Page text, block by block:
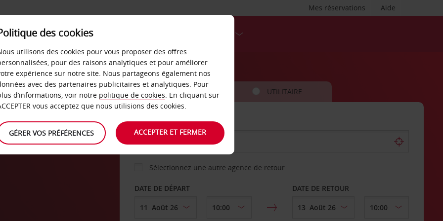
Aide
Mes réservations
LIBRE-SERVICE
VOITURE UTILITAIRE
AGENCE DE DÉPART
Sélectionnez une autre agence de retour
DATE DE DÉPART DATE DE RETOUR
des cookies
utilisons des cookies pour vous proposer des offres
pour des raisons analytiques et pour améliorer
expérience sur notre site. Nous partageons également nos
avec des partenaires publicitaires et analytiques. Pour
d’informations, voir notre politique de cookies. En cliquant sur
vous acceptez que nous utilisions des cookies.
GÉRER VOS PRÉFÉRENCES ACCEPTER ET FERMER